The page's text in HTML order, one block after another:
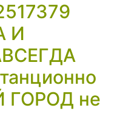
И
ГОРОД не